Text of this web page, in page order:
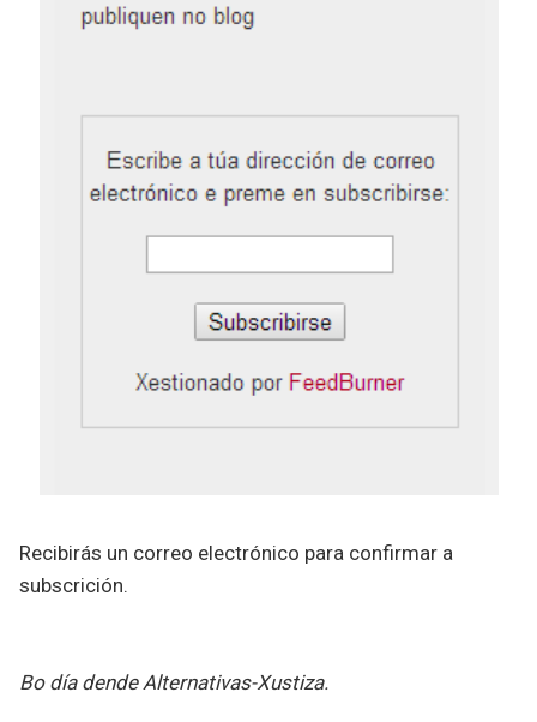
Recibirás un correo electrónico para confirmar a
subscrición.
Bo día dende Alternativas-Xustiza.